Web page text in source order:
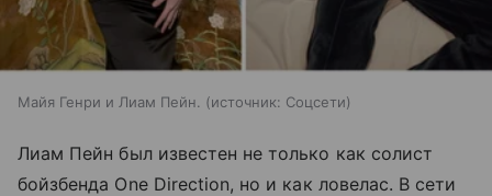
Майя Генри и Лиам Пейн. источник: Соцсети
Лиам Пейн был известен не только как солист
бойзбенда One Direction, но и как ловелас. В сети